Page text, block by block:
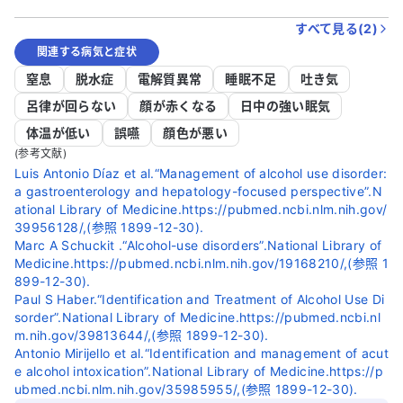
すべて見る(2)
関連する病気と症状
窒息 脱水症 電解質異常 睡眠不足
吐き気
呂律が回らない
顔が赤くなる
日中の強い眠気
体温が低い
誤嚥 顔色が悪い
(参考文献)
Luis Antonio Díaz et al.“Management of alcohol use disorder:
a gastroenterology and hepatology-focused perspective”.N
ational Library of Medicine.https://pubmed.ncbi.nlm.nih.gov/
39956128/,(参照 1899-12-30).
Marc A Schuckit .“Alcohol-use disorders”.National Library of
Medicine.https://pubmed.ncbi.nlm.nih.gov/19168210/,(参照 1
899-12-30).
Paul S Haber.“Identification and Treatment of Alcohol Use Di
sorder”.National Library of Medicine.https://pubmed.ncbi.nl
m.nih.gov/39813644/,(参照 1899-12-30).
Antonio Mirijello et al.“Identification and management of acut
e alcohol intoxication”.National Library of Medicine.https://p
ubmed.ncbi.nlm.nih.gov/35985955/,(参照 1899-12-30).